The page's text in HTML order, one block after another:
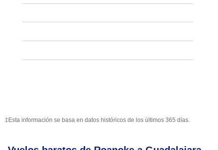
‡Esta información se basa en datos históricos de los últimos 365 días.